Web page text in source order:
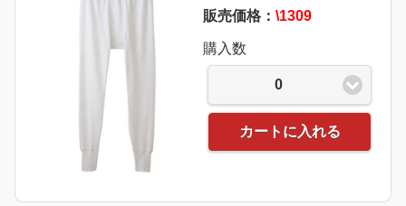
販売価格： \1309
購入数
0
カートに入れる